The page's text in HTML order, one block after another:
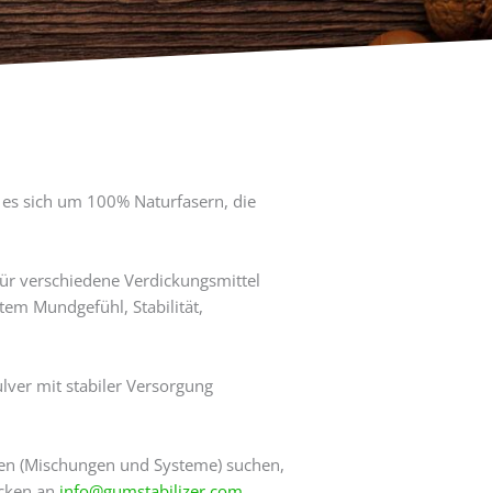
sich um 100% Naturfasern, die
verschiedene Verdickungsmittel
Mundgefühl, Stabilität,
mit stabiler Versorgung
(Mischungen und Systeme) suchen,